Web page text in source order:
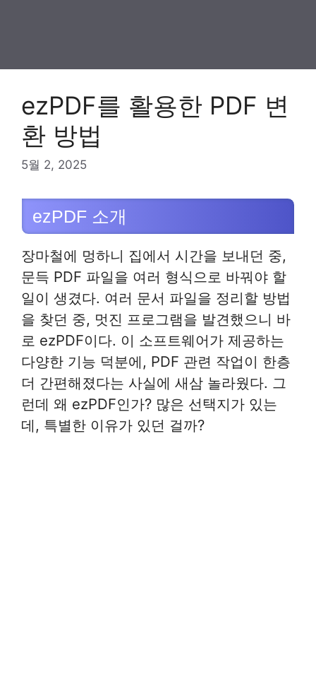
ezPDF를 활용한 PDF 변
환 방법
5월 2, 2025
ezPDF 소개
장마철에 멍하니 집에서 시간을 보내던 중,
문득 PDF 파일을 여러 형식으로 바꿔야 할
일이 생겼다. 여러 문서 파일을 정리할 방법
을 찾던 중, 멋진 프로그램을 발견했으니 바
로 ezPDF이다. 이 소프트웨어가 제공하는
다양한 기능 덕분에, PDF 관련 작업이 한층
더 간편해졌다는 사실에 새삼 놀라웠다. 그
런데 왜 ezPDF인가? 많은 선택지가 있는
데, 특별한 이유가 있던 걸까?